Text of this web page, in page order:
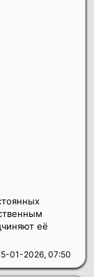
5-01-2026, 07:50
её